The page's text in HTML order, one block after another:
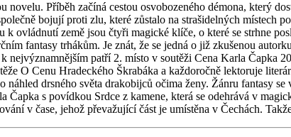
Příběh začíná cestou osvobozeného démona, který
bojují proti zlu, které zůstalo na strašidelných místech
ovládnutí země jsou čtyři magické klíče, o které se strhne
fantasy trhákům. Je znát, že se jedná o již zkušenou
patří 2. místo v soutěži Cena Karla Čapka
O Cenu Hradeckého Škrabáka a každoročně lektoruje
drsného světa drakobijců očima ženy. Žánru fantasy
s povídkou Srdce z kamene, která se odehrává v
v čase, jehož převažující část je umístěna v Čechách.